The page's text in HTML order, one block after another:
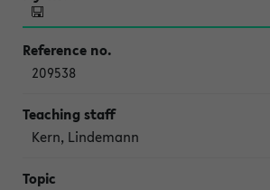
209538
Kern, Lindemann